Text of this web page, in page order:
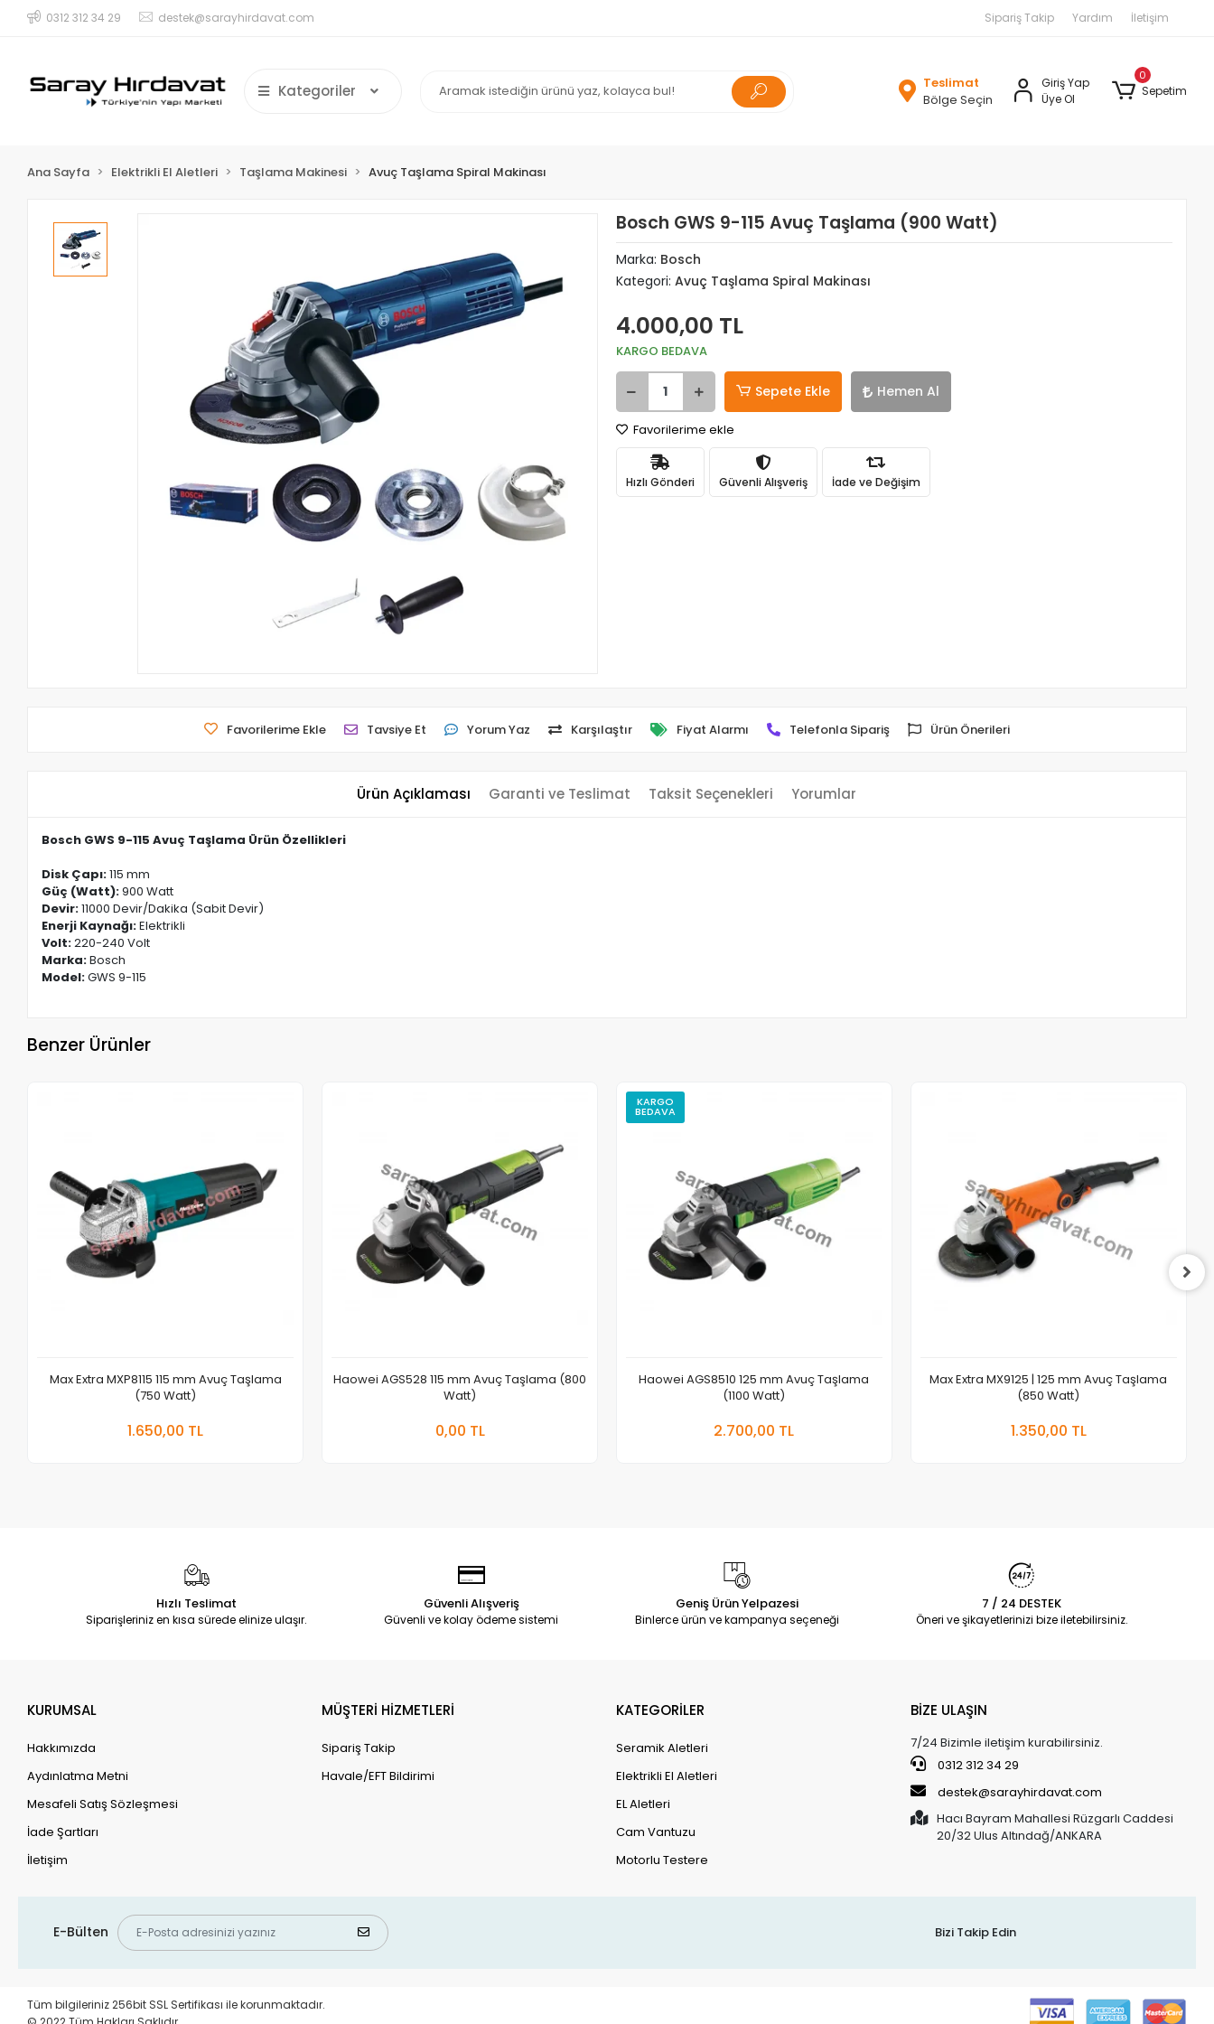
0312 312 34 29 destek@sarayhirdavat.com Sipariş Takip Yardım İletişim
Kategoriler
Teslimat
Bölge Seçin
Giriş Yap
Üye Ol
0
Sepetim
Ana Sayfa Elektrikli El Aletleri Taşlama Makinesi Avuç Taşlama Spiral Makinası
Bosch GWS 9-115 Avuç Taşlama (900 Watt)
Marka: Bosch
Kategori: Avuç Taşlama Spiral Makinası
4.000,00 TL
KARGO BEDAVA
Sepete Ekle Hemen Al
Favorilerime ekle
Hızlı Gönderi Güvenli Alışveriş İade ve Değişim
Favorilerime Ekle Tavsiye Et Yorum Yaz Karşılaştır Fiyat Alarmı Telefonla Sipariş Ürün Önerileri
Ürün Açıklaması Garanti ve Teslimat Taksit Seçenekleri Yorumlar
Bosch GWS 9-115 Avuç Taşlama Ürün Özellikleri
Disk Çapı:115 mm
Güç (Watt):900 Watt
Devir:11000 Devir/Dakika (Sabit Devir)
Enerji Kaynağı:Elektrikli
Volt:220-240 Volt
Marka:Bosch
Model:GWS 9-115
Benzer Ürünler
Max Extra MXP8115 115 mm Avuç Taşlama
(750 Watt)
1.650,00 TL
Haowei AGS528 115 mm Avuç Taşlama (800
Watt)
0,00 TL
KARGO
BEDAVA
Haowei AGS8510 125 mm Avuç Taşlama
(1100 Watt)
2.700,00 TL
Max Extra MX9125 | 125 mm Avuç Taşlama
(850 Watt)
1.350,00 TL
Hızlı Teslimat
Siparişleriniz en kısa sürede elinize ulaşır.
Güvenli Alışveriş
Güvenli ve kolay ödeme sistemi
Geniş Ürün Yelpazesi
Binlerce ürün ve kampanya seçeneği
7 / 24 DESTEK
Öneri ve şikayetlerinizi bize iletebilirsiniz.
KURUMSAL
Hakkımızda
Aydınlatma Metni
Mesafeli Satış Sözleşmesi
İade Şartları
İletişim
MÜŞTERİ HİZMETLERİ
Sipariş Takip
Havale/EFT Bildirimi
KATEGORİLER
Seramik Aletleri
Elektrikli El Aletleri
EL Aletleri
Cam Vantuzu
Motorlu Testere
BİZE ULAŞIN
7/24 Bizimle iletişim kurabilirsiniz.
0312 312 34 29
destek@sarayhirdavat.com
Hacı Bayram Mahallesi Rüzgarlı Caddesi
20/32 Ulus Altındağ/ANKARA
E-Bülten Bizi Takip Edin
Tüm bilgileriniz 256bit SSL Sertifikası ile korunmaktadır.